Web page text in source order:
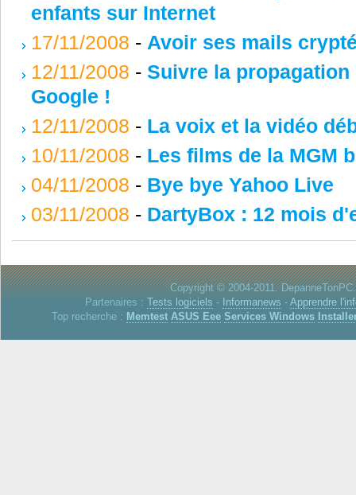
enfants sur Internet
17/11/2008 - Avoir ses mails
12/11/2008 - Suivre la
Google !
12/11/2008 - La voix et la vidéo
10/11/2008 - Les films de la MGM
04/11/2008 - Bye bye Yahoo Live
03/11/2008 - DartyBox : 12 mois
Copyright © 2004-2011.
Partenaires : Tests logiciels - Informanews - Apprendre
Top recherche : Memtest ASUS Eee Services Windows